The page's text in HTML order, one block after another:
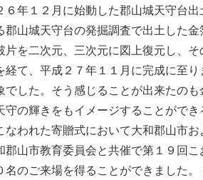
６年１２月に始動した郡山城天守台
郡山城天守台の発掘調査で出土した
片を二次元、三次元に図上復元し、
経て、平成２７年１１月に完成に至
でした。そう感じることが出来たの
守の輝きをもイメージすることがで
なわれた寄贈式において大和郡山市
郡山市教育委員会と共催で第１９回
名のご来場を得ることができました